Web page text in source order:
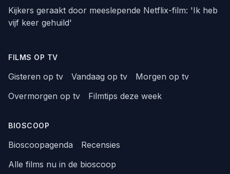
Kijkers geraakt door meeslepende Netflix-film: 'Ik heb
vijf keer gehuild'
FILMS OP TV
Gisteren op tv Vandaag op tv
Morgen op tv
Overmorgen op tv
Filmtips deze week
BIOSCOOP
Bioscoopagenda
Recensies
Alle films nu in de bioscoop